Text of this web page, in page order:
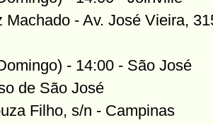
Machado - Av. José Vieira,
- 14:00 - São José
de São José
Filho, s/n - Campinas